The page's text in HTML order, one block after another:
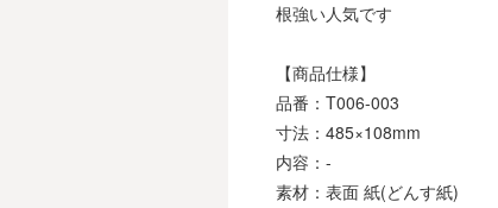
根強い人気です
【商品仕様】
品番：T006-003
寸法：485×108mm
内容：-
素材：表面 紙(どんす紙)